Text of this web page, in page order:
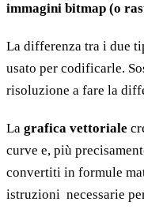
immagini bitmap (o
La differenza tra i due
usato per codificarle.
risoluzione a fare la
La grafica vettoriale
curve e, più
convertiti in formule
istruzioni necessarie